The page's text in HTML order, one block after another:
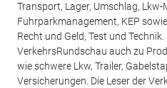
Transport, Lager, Umschlag,
Fuhrparkmanagement, KEP
Recht und Geld, Test und
VerkehrsRundschau auch zu
wie schwere Lkw, Trailer,
Versicherungen. Die Leser der